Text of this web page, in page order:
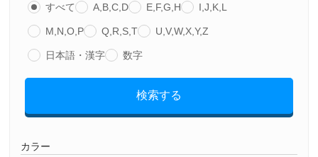
すべて A,B,C,D E,F,G,H I,J,K,L
M,N,O,P Q,R,S,T U,V,W,X,Y,Z
日本語・漢字 数字
検索する
カラー